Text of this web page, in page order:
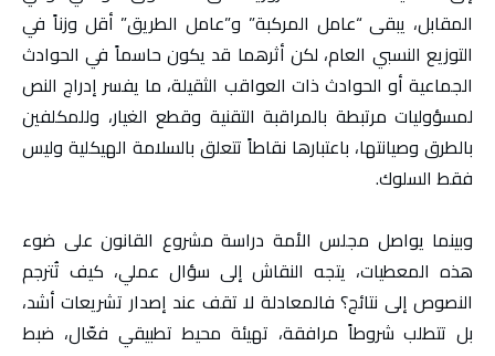
المقابل، يبقى “عامل المركبة” و”عامل الطريق” أقل وزناً في
التوزيع النسبي العام، لكن أثرهما قد يكون حاسماً في الحوادث
الجماعية أو الحوادث ذات العواقب الثقيلة، ما يفسر إدراج النص
لمسؤوليات مرتبطة بالمراقبة التقنية وقطع الغيار، وللمكلفين
بالطرق وصيانتها، باعتبارها نقاطاً تتعلق بالسلامة الهيكلية وليس
فقط السلوك.
وبينما يواصل مجلس الأمة دراسة مشروع القانون على ضوء
هذه المعطيات، يتجه النقاش إلى سؤال عملي، كيف تُترجم
النصوص إلى نتائج؟ فالمعادلة لا تقف عند إصدار تشريعات أشد،
بل تتطلب شروطاً مرافقة، تهيئة محيط تطبيقي فعّال، ضبط